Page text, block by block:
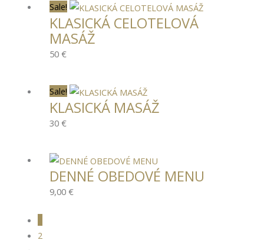
Sale!
KLASICKÁ CELOTELOVÁ
MASÁŽ
50 €
Sale!
KLASICKÁ MASÁŽ
30 €
DENNÉ OBEDOVÉ MENU
9,00 €
2